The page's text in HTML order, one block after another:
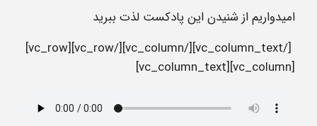
امیدواریم از شنیدن این پادکست لذت ببرید
[/vc_column_text][/vc_column][/vc_row][vc_row]
[vc_column][vc_column_text]